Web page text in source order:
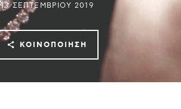
13 ΣΕΠΤΕΜΒΡΊΟΥ 2019
ΚΟΙΝΟΠΟΊΗΣΗ